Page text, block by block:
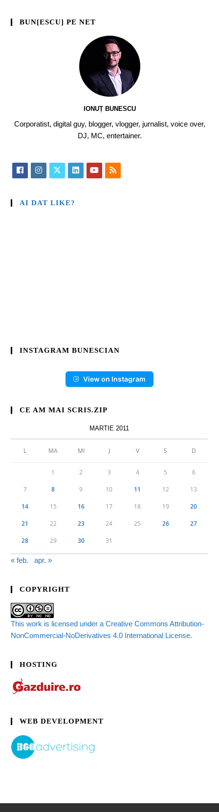
BUN[ESCU] PE NET
IONUȚ BUNESCU
Corporatist, digital guy, blogger, vlogger, jurnalist, voice over,
DJ, MC, entertainer.
AI DAT LIKE?
INSTAGRAM BUNESCIAN
View on Instagram
CE AM MAI SCRIS.ZIP
MARTIE 2011
L MA MI J V S D
1 2 3 4 5 6
7 8 9 10 11 12 13
14 15 16 17 18 19 20
21 22 23 24 25 26 27
28 29 30 31
« feb. apr. »
COPYRIGHT
This work is licensed under a Creative Commons Attribution-
NonCommercial-NoDerivatives 4.0 International License.
HOSTING
WEB DEVELOPMENT